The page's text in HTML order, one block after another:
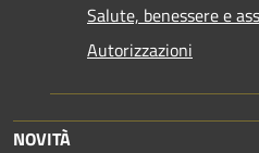
Salute, benessere e
Autorizzazioni
NOVITÀ